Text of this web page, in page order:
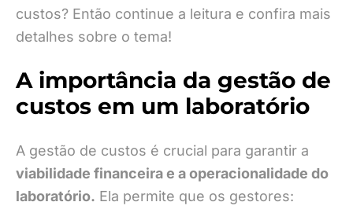
custos? Então continue a leitura e confira mais
detalhes sobre o tema!
A importância da gestão de
custos em um laboratório
A gestão de custos é crucial para garantir a
viabilidade financeira e a operacionalidade do
laboratório. Ela permite que os gestores: